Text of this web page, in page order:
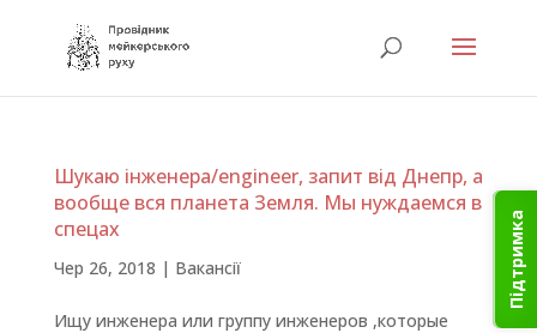
Підтримка
Шукаю інженера/engineer, запит від Днепр, а
вообще вся планета Земля. Мы нуждаемся в
спецах
Чер 26, 2018 | Вакансії
Ищу инженера или группу инженеров ,которые